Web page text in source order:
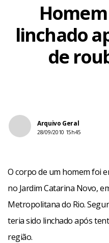
linchado
de
Arquivo Geral
28/09/2010 15h45
O corpo de um homem foi
no Jardim Catarina Novo,
Metropolitana do Rio.
teria sido linchado após
região.